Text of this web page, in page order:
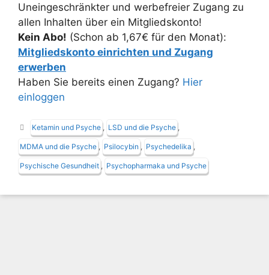
Uneingeschränkter und werbefreier Zugang zu
allen Inhalten über ein Mitgliedskonto!
Kein Abo! (Schon ab 1,67€ für den Monat):
Mitgliedskonto einrichten und Zugang
erwerben
Haben Sie bereits einen Zugang? Hier
einloggen
Schlagwörter
Ketamin und Psyche LSD und die Psyche
MDMA und die Psyche Psilocybin Psychedelika
Psychische Gesundheit Psychopharmaka und Psyche